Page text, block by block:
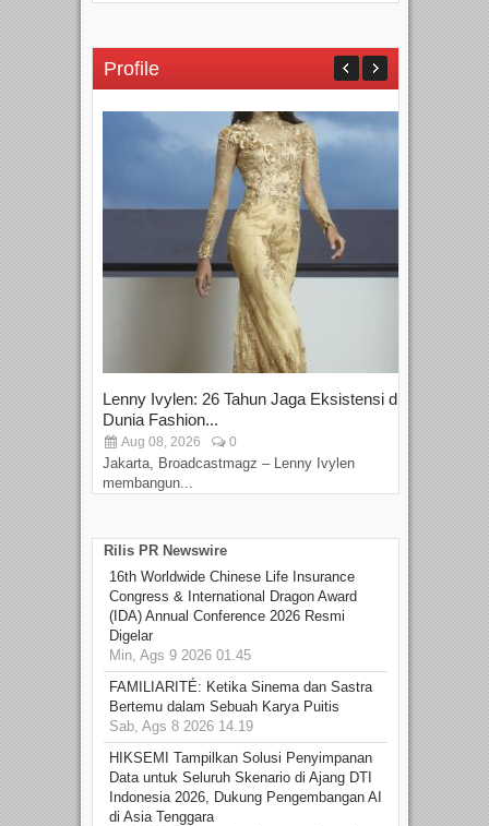
Profile
Lenny Ivylen: 26 Tahun Jaga Eksistensi di
Dunia Fashion...
Aug 08, 2026 0
Jakarta, Broadcastmagz – Lenny Ivylen
membangun...
Rilis PR Newswire
16th Worldwide Chinese Life Insurance
Congress & International Dragon Award
(IDA) Annual Conference 2026 Resmi
Digelar
Min, Ags 9 2026 01.45
FAMILIARITÉ: Ketika Sinema dan Sastra
Bertemu dalam Sebuah Karya Puitis
Sab, Ags 8 2026 14.19
HIKSEMI Tampilkan Solusi Penyimpanan
Data untuk Seluruh Skenario di Ajang DTI
Indonesia 2026, Dukung Pengembangan AI
di Asia Tenggara